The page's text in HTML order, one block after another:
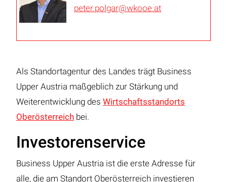
peter.polgar@wkooe.at
Als Standortagentur des Landes trägt Business
Upper Austria maßgeblich zur Stärkung und
Weiterentwicklung des Wirtschaftsstandorts
Oberösterreich bei.
Investorenservice
Business Upper Austria ist die erste Adresse für
alle, die am Standort Oberösterreich investieren